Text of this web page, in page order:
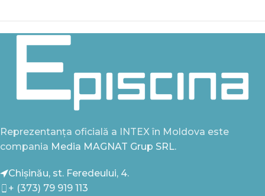
Reprezentanța oficială a INTEX în Moldova este
compania Media MAGNAT Grup SRL.
Chișinău, st. Feredeului, 4.
+ (373) 79 919 113